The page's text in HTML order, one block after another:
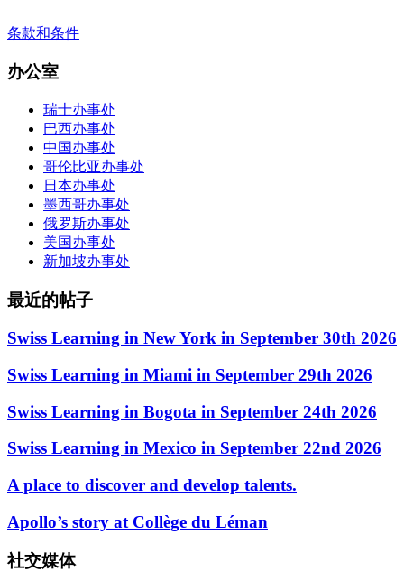
条款和条件
办公室
瑞士办事处
巴西办事处
中国办事处
哥伦比亚办事处
日本办事处
墨西哥办事处
俄罗斯办事处
美国办事处
新加坡办事处
最近的帖子
Swiss Learning in New York in September 30th 2026
Swiss Learning in Miami in September 29th 2026
Swiss Learning in Bogota in September 24th 2026
Swiss Learning in Mexico in September 22nd 2026
A place to discover and develop talents.
Apollo’s story at Collège du Léman
社交媒体